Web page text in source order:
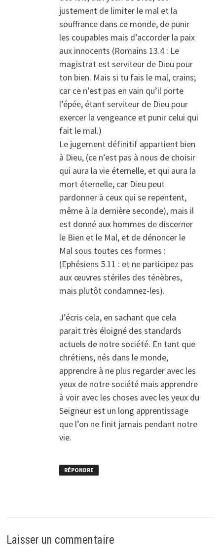
justement de limiter le mal et la
souffrance dans ce monde, de punir
les coupables mais d’accorder la paix
aux innocents (Romains 13.4 : Le
magistrat est serviteur de Dieu pour
ton bien. Mais si tu fais le mal, crains;
car ce n’est pas en vain qu’il porte
l’épée, étant serviteur de Dieu pour
exercer la vengeance et punir celui qui
fait le mal.)
Le jugement définitif appartient bien
à Dieu, (ce n’est pas à nous de choisir
qui aura la vie éternelle, et qui aura la
mort éternelle, car Dieu peut
pardonner à ceux qui se repentent,
même à la dernière seconde), mais il
est donné aux hommes de discerner
le Bien et le Mal, et de dénoncer le
Mal sous toutes ces formes :
(Ephésiens 5.11 : et ne participez pas
aux œuvres stériles des ténèbres,
mais plutôt condamnez-les).
J’écris cela, en sachant que cela
parait très éloigné des standards
actuels de notre société. En tant que
chrétiens, nés dans le monde,
apprendre à ne plus regarder avec les
yeux de notre société mais apprendre
à voir avec les choses avec les yeux du
Seigneur est un long apprentissage
que l’on ne finit jamais pendant notre
vie.
RÉPONDRE
Laisser un commentaire